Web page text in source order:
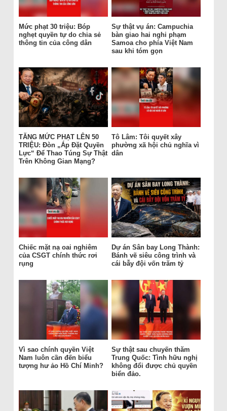
Mức phạt 30 triệu: Bóp
nghẹt quyền tự do chia sẻ
thông tin của công dân
Sự thật vụ án: Campuchia
bàn giao hai nghi phạm
Samoa cho phía Việt Nam
sau khi tóm gọn
TĂNG MỨC PHẠT LÊN 50
TRIỆU: Đòn „Áp Đặt Quyền
Lực“ Để Thao Túng Sự Thật
Trên Không Gian Mạng?
Tô Lâm: Tôi quyết xây
phường xã hội chủ nghĩa vì
dân
Chiếc mặt nạ oai nghiêm
của CSGT chính thức rơi
rụng
Dự án Sân bay Long Thành:
Bánh vẽ siêu công trình và
cái bẫy đội vốn trăm tỷ
Vì sao chính quyền Việt
Nam luôn cần đến biểu
tượng hư ảo Hồ Chí Minh?
Sự thật sau chuyến thăm
Trung Quốc: Tình hữu nghị
không đổi được chủ quyền
biển đảo.